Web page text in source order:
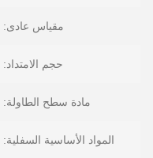
مقياس عادى:
حجم الامتداد:
مادة سطح الطاولة:
المواد الأساسية السفلية: